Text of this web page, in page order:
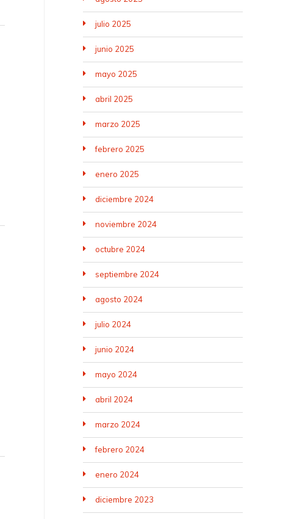
julio 2025
junio 2025
mayo 2025
abril 2025
marzo 2025
febrero 2025
enero 2025
diciembre 2024
noviembre 2024
octubre 2024
septiembre 2024
agosto 2024
julio 2024
junio 2024
mayo 2024
abril 2024
marzo 2024
febrero 2024
enero 2024
diciembre 2023